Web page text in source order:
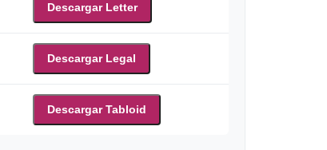
Descargar Letter
Descargar Legal
Descargar Tabloid